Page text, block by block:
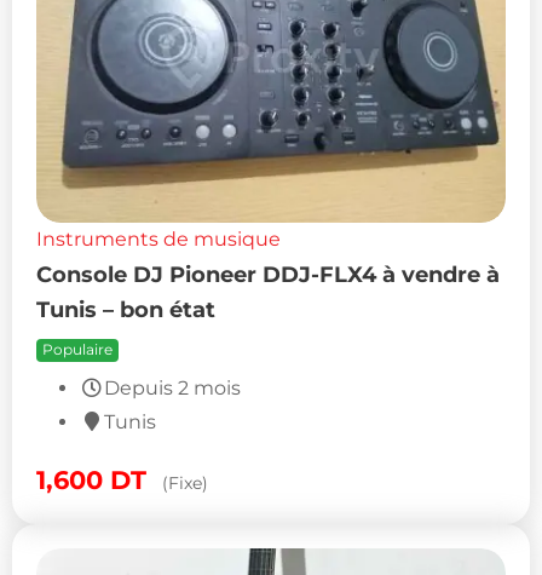
Instruments de musique
Console DJ Pioneer DDJ-FLX4 à vendre à
Tunis – bon état
Populaire
Depuis 2 mois
Tunis
1,600 DT (Fixe)